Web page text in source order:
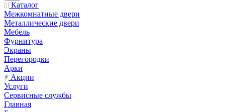
Каталог
Межкомнатные двери
Металлические двери
Мебель
Фурнитура
Экраны
Перегородки
Арки
Акции
Услуги
Сервисные службы
Главная